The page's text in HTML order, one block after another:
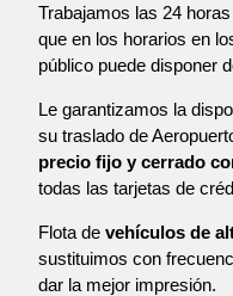
Trabajamos las 24
que en los horarios en
público puede disponer
Le garantizamos la
su traslado de
precio fijo y cerrado
todas las tarjetas de
Flota de vehículos de
sustituimos con
dar la mejor impresión.